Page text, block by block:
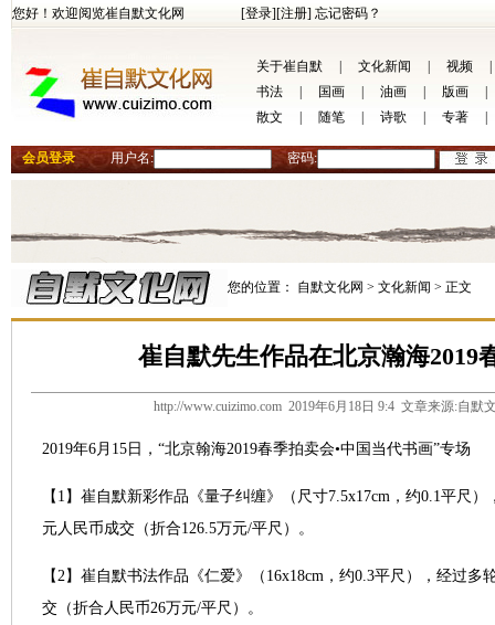
您好！欢迎阅览崔自默文化网 [登录][注册] 忘记密码？
关于崔自默 文化新闻 视频
书法
国画 油画 版画
散文
随笔 诗歌 专著
会员登录 用户名: 密码:
您的位置： 自默文化网 > 文化新闻 > 正文
崔自默先生作品在北京瀚海2019
http://www.cuizimo.com 2019年6月18日 9:4 文章来源:自默
2019年6月15日，“北京翰海2019春季拍卖会•中国当代书画”专场
【1】崔自默新彩作品《量子纠缠》（尺寸7.5x17cm，约0.1平尺
元人民币成交（折合126.5万元/平尺）。
【2】崔自默书法作品《仁爱》（16x18cm，约0.3平尺），经过多
交（折合人民币26万元/平尺）。